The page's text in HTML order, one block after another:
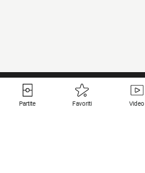
Partite Favoriti Video